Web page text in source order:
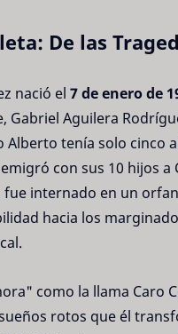
De las
nació el 7 de enero de
Gabriel Aguilera
Alberto tenía solo cinco
con sus 10 hijos
fue internado en un
hacia los
como la llama Caro
rotos que él